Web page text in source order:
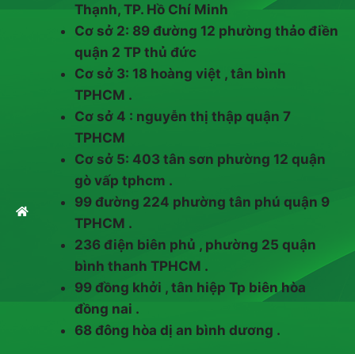
Thạnh, TP. Hồ Chí Minh
Cơ sở 2: 89 đường 12 phường thảo điền
quận 2 TP thủ đức
Cơ sở 3: 18 hoàng việt , tân bình
TPHCM .
Cơ sở 4 : nguyễn thị thập quận 7
TPHCM
Cơ sở 5: 403 tân sơn phường 12 quận
gò vấp tphcm .
99 đường 224 phường tân phú quận 9
TPHCM .
236 điện biên phủ , phường 25 quận
bình thanh TPHCM .
99 đồng khởi , tân hiệp Tp biên hòa
đồng nai .
68 đông hòa dị an bình dương .